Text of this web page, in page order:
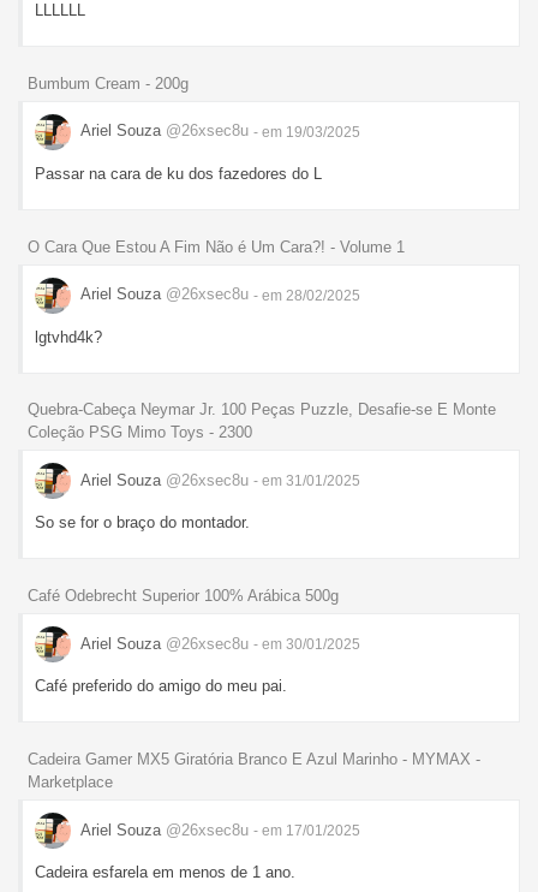
LLLLLL
Bumbum Cream - 200g
Ariel Souza @26xsec8u - em 19/03/2025
Passar na cara de ku dos fazedores do L
O Cara Que Estou A Fim Não é Um Cara?! - Volume 1
Ariel Souza @26xsec8u - em 28/02/2025
lgtvhd4k?
Quebra-Cabeça Neymar Jr. 100 Peças Puzzle, Desafie-se E Monte
Coleção PSG Mimo Toys - 2300
Ariel Souza @26xsec8u - em 31/01/2025
So se for o braço do montador.
Café Odebrecht Superior 100% Arábica 500g
Ariel Souza @26xsec8u - em 30/01/2025
Café preferido do amigo do meu pai.
Cadeira Gamer MX5 Giratória Branco E Azul Marinho - MYMAX -
Marketplace
Ariel Souza @26xsec8u - em 17/01/2025
Cadeira esfarela em menos de 1 ano.